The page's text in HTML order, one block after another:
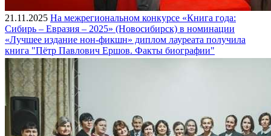
21.11.2025 На межрегиональном конкурсе «Книга года:
Сибирь – Евразия – 2025» (Новосибирск) в номинации
«Лучшее издание нон-фикшн» диплом лауреата получила
книга "Пётр Павлович Ершов. Факты биографии"